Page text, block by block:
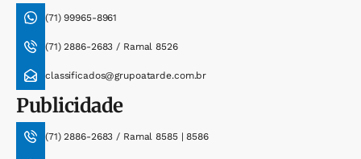
(71) 99965-8961
(71) 2886-2683 / Ramal 8526
classificados@grupoatarde.com.br
Publicidade
(71) 2886-2683 / Ramal 8585 | 8586